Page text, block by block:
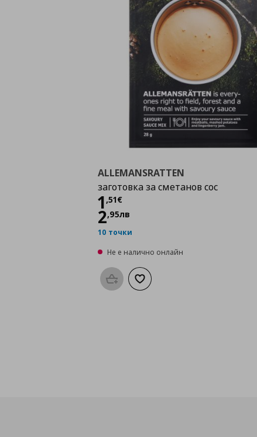
ALLEMANSRATTEN
заготовка за сметанов сос
1,51€
Цена
2,95лв
10 точки
Не е налично онлайн
Προσθήκη στο καλάθι
Добави към списъка с любими